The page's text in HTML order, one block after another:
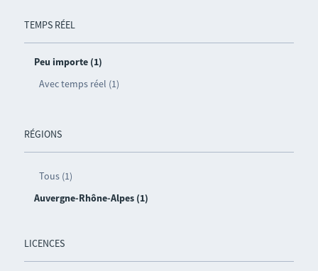
TEMPS RÉEL
Peu importe (1)
Avec temps réel (1)
RÉGIONS
Tous (1)
Auvergne-Rhône-Alpes (1)
LICENCES